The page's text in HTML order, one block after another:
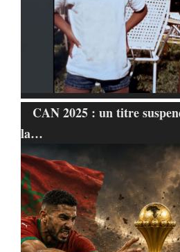
CAN 2025 : un titre
la…